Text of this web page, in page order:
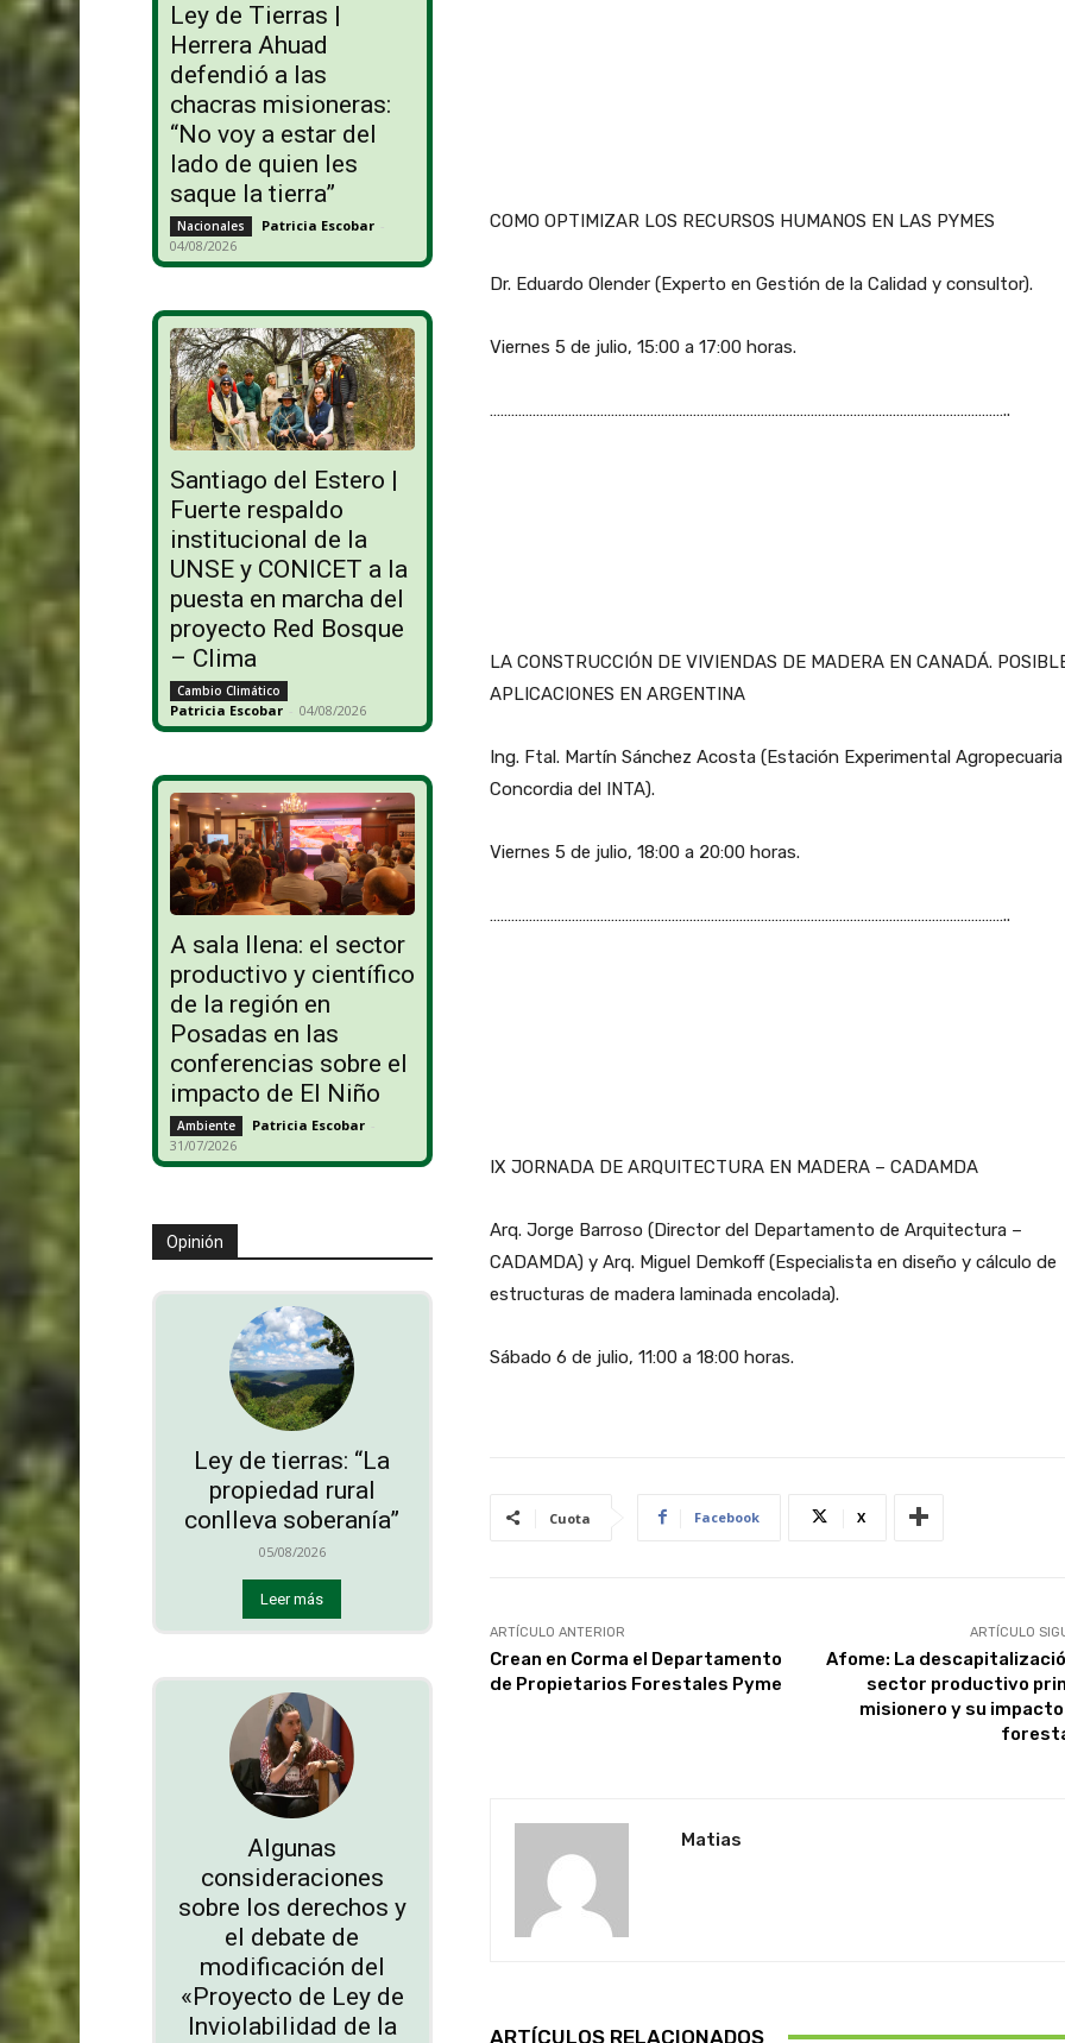
Ley de Tierras |
Herrera Ahuad
defendió a las
chacras misioneras:
“No voy a estar del
lado de quien les
saque la tierra”
Nacionales Patricia Escobar -
04/08/2026
Santiago del Estero |
Fuerte respaldo
institucional de la
UNSE y CONICET a la
puesta en marcha del
proyecto Red Bosque
– Clima
Cambio Climático
Patricia Escobar - 04/08/2026
A sala llena: el sector
productivo y científico
de la región en
Posadas en las
conferencias sobre el
impacto de El Niño
Ambiente Patricia Escobar -
31/07/2026
Opinión
Ley de tierras: “La
propiedad rural
conlleva soberanía”
05/08/2026
Leer más
Algunas
consideraciones
sobre los derechos y
el debate de
modificación del
«Proyecto de Ley de
Inviolabilidad de la
COMO OPTIMIZAR LOS RECURSOS HUMANOS EN LAS PYMES
Dr. Eduardo Olender (Experto en Gestión de la Calidad y consultor).
Viernes 5 de julio, 15:00 a 17:00 horas.
………………………………………………………………………………………………………………………………..
LA CONSTRUCCIÓN DE VIVIENDAS DE MADERA EN CANADÁ.
APLICACIONES EN ARGENTINA
Ing. Ftal. Martín Sánchez Acosta (Estación Experimental Agropecuaria
Concordia del INTA).
Viernes 5 de julio, 18:00 a 20:00 horas.
………………………………………………………………………………………………………………………………..
IX JORNADA DE ARQUITECTURA EN MADERA – CADAMDA
Arq. Jorge Barroso (Director del Departamento de Arquitectura –
CADAMDA) y Arq. Miguel Demkoff (Especialista en diseño y cálculo de
estructuras de madera laminada encolada).
Sábado 6 de julio, 11:00 a 18:00 horas.
Cuota Facebook X
ARTÍCULO ANTERIOR
Crean en Corma el Departamento
de Propietarios Forestales Pyme
ARTÍCULO
Afome: La
sector productivo
misionero y su impacto
Matias
ARTÍCULOS RELACIONADOS